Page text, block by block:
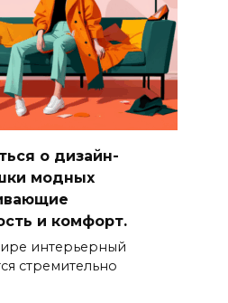
о дизайн-
модных
и комфорт.
интерьерный
стремительно